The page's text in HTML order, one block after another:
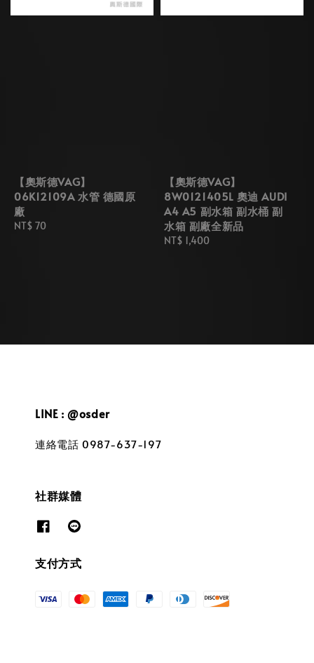
【奧斯德VAG】
06K12109A 水管 德國原
廠
Regular
NT$ 70
【奧斯德VAG】
8W0121405L 奧迪 AUDI
A4 A5 副水箱 副水桶 副
水箱 副廠全新品
Regular
NT$ 1,400
LINE : @osder
連絡電話 0987-637-197
社群媒體
支付方式